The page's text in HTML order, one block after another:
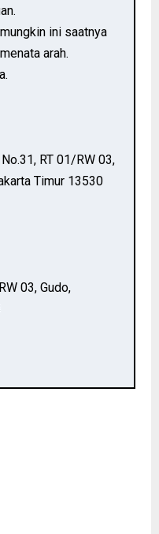
ini saatnya
arah.
RT 01/RW 03,
Timur 13530
03, Gudo,